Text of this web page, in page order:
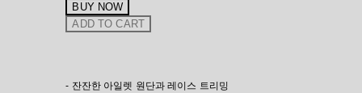
BUY NOW
ADD TO CART
- 잔잔한 아일렛 원단과 레이스 트리밍